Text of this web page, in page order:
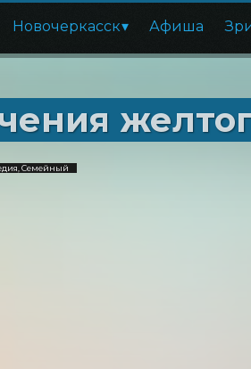
Новочеркасск Афиша
Семейный